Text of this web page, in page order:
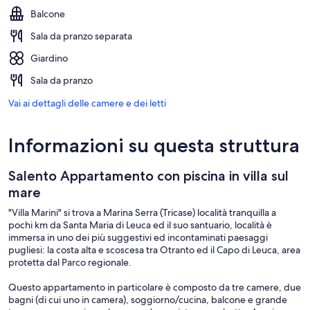
Balcone
Sala da pranzo separata
Giardino
Sala da pranzo
Vai ai dettagli delle camere e dei letti
Informazioni su questa struttura
Salento Appartamento con piscina in villa sul
mare
"Villa Marini" si trova a Marina Serra (Tricase) località tranquilla a
pochi km da Santa Maria di Leuca ed il suo santuario, località è
immersa in uno dei più suggestivi ed incontaminati paesaggi
pugliesi: la costa alta e scoscesa tra Otranto ed il Capo di Leuca, area
protetta dal Parco regionale.
Questo appartamento in particolare è composto da tre camere, due
bagni (di cui uno in camera), soggiorno/cucina, balcone e grande